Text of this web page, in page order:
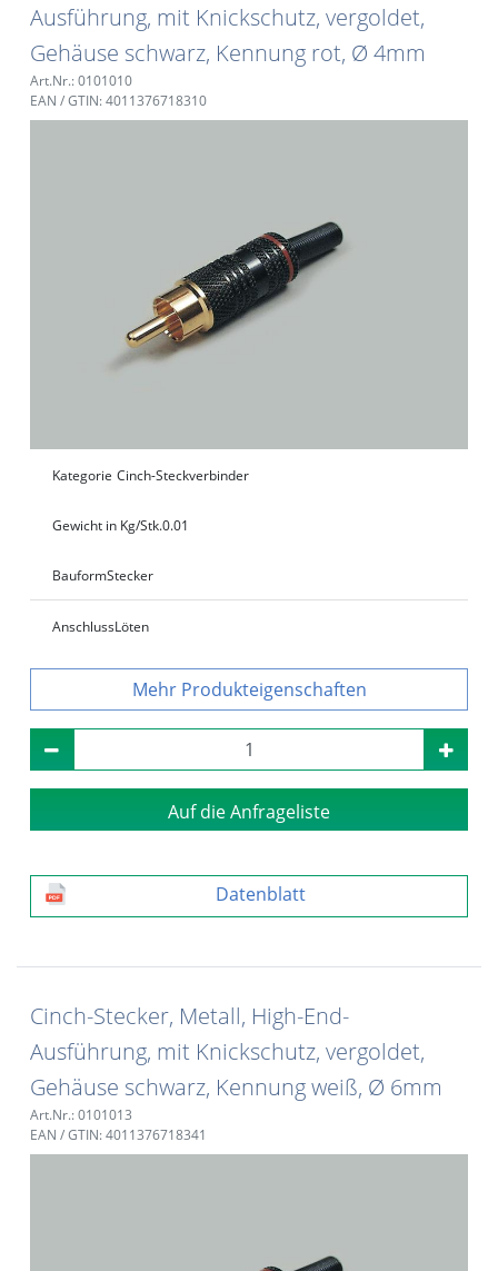
Ausführung, mit Knickschutz, vergoldet,
Gehäuse schwarz, Kennung rot, Ø 4mm
Art.Nr.: 0101010
EAN / GTIN: 4011376718310
Kategorie Cinch-Steckverbinder
Gewicht in Kg/Stk.0.01
BauformStecker
AnschlussLöten
Produkteigenschaften
Auf die Anfrageliste
Datenblatt
Cinch-Stecker, Metall, High-End-
Ausführung, mit Knickschutz, vergoldet,
Gehäuse schwarz, Kennung weiß, Ø 6mm
Art.Nr.: 0101013
EAN / GTIN: 4011376718341